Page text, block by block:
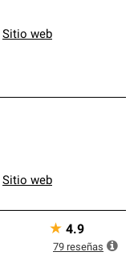
Sitio web
Sitio web
★ 4.9
79 reseñas